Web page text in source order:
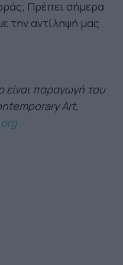
Πρέπει σήμερα
την αντίληψή μας
είναι παραγωγή του
Art,